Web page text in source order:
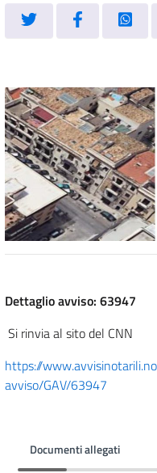
Dettaglio avviso: 63947
Si rinvia al sito del CNN
https://
avviso/GAV/63947
Documenti allegati